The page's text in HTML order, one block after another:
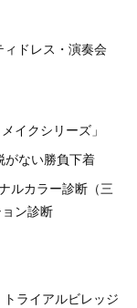
ドレス・演奏会
イクシリーズ」
がない勝負下着
ルカラー診断（三
ン診断
ライアルビレッジ